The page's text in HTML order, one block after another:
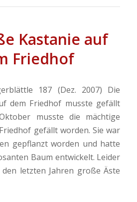
Kastanie auf
Friedhof
187 (Dez. 2007) Die
dem Friedhof musste gefällt
musste die mächtige
gefällt worden. Sie war
gepflanzt worden und hatte
Baum entwickelt. Leider
letzten Jahren große Äste